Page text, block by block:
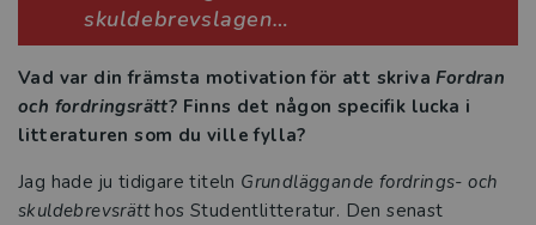
About us
skuldebrevslagen…
Vad var din främsta motivation för att skrivaFordran
och fordringsrätt? Finns det någon specifik lucka i
litteraturen som du ville fylla?
Jag hade ju tidigare titeln Grundläggande fordrings- och
skuldebrevsrätthos Studentlitteratur. Den senast